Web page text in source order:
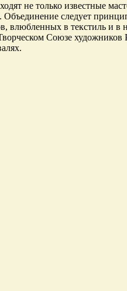
не только известные
следует
влюбленных в текстиль и в
Союзе